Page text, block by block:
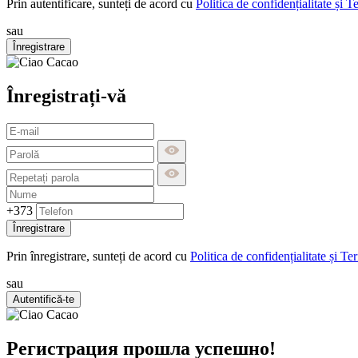
Prin autentificare, sunteți de acord cu Politica de confidențialitate și
sau
Înregistrare
Înregistrați-vă
+373
Înregistrare
Prin înregistrare, sunteți de acord cu Politica de confidențialitate și
sau
Autentifică-te
Регистрация прошла успешно!